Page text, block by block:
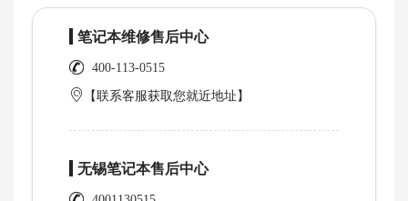
笔记本维修售后中心
400-113-0515
【联系客服获取您就近地址】
无锡笔记本售后中心